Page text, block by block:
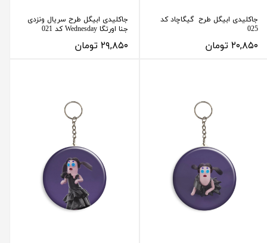
جاکلیدی ابیگل طرح گیگاچاد کد
025
۲۰,۸۵۰ تومان
جاکلیدی ابیگل طرح سریال ونزدی
جنا اورتگا Wednesday کد 021
۲۹,۸۵۰ تومان